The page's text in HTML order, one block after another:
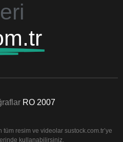
RO 2007
tüm resim ve videolar sustock.com.tr’ye
kullanabilirsiniz.